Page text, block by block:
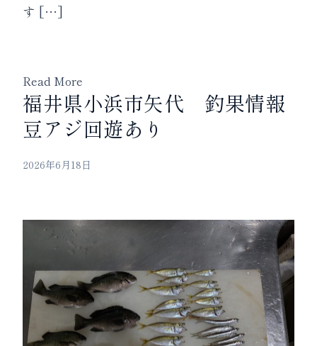
す […]
Read More
福井県小浜市矢代 釣果情報
豆アジ回遊あり
2026年6月18日